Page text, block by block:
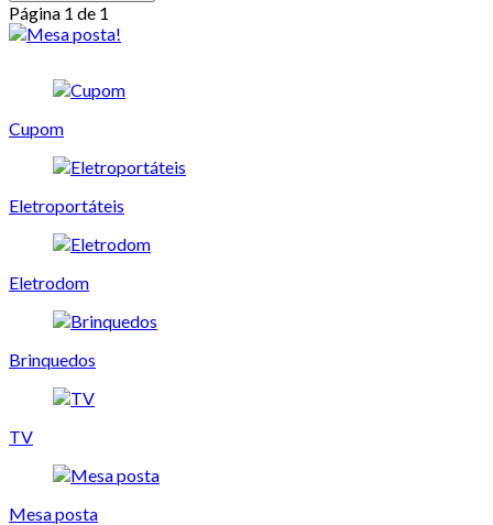
Página 1 de 1
Cupom
Eletroportáteis
Eletrodom
Brinquedos
TV
Mesa posta